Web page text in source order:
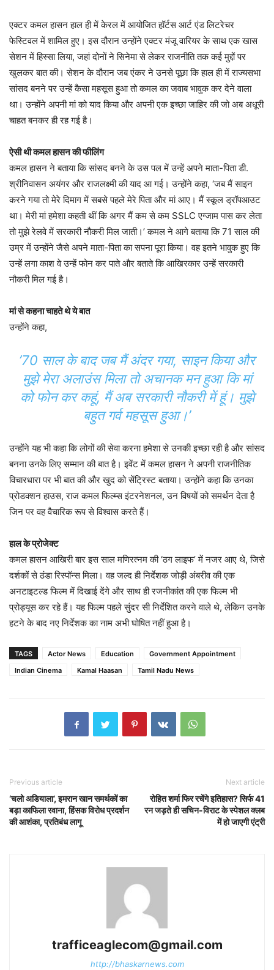
एक्टर कमल हासन हाल ही में केरल में आयोजित हॉर्टस आर्ट एंड लिटरेचर
फेस्टिवल में शामिल हुए। इस दौरान उन्होंने एक्टर मंजू वारियर के साथ एक खास
सेशन में हिस्सा लिया, जहां दोनों ने सिनेमा से लेकर राजनीति तक कई मुद्दों पर
खुलकर बात की। सेशन के दौरान जब एंकर ने उनसे पूछा कि हाल ही में राज्यसभा
सांसद बनने पर उन्हें कैसा महसूस हुआ तो कमल का जवाब भावुक कर देने वाला
था। उन्होंने अपनी मां को याद किया और अपनी एक इच्छा जाहिर की जो अब अधूरी
चाहत बनकर ही रह गई है।
ऐसी थी कमल हासन की फीलिंग
कमल हासन ने बताया कि सांसद बनने के उस पल में उन्हें अपने माता-पिता डी.
श्रीनिवासन अयंगर और राजलक्ष्मी की याद आ गई। उन्होंने कहा, ‘जब मैं साइन
करने गया तो मेरे दिमाग में सबसे पहले मेरे पिता और मां आए। मैं स्कूल ड्रॉपआउट
था। मेरी मां हमेशा कहती थीं कि अगर मैं कम से कम SSLC एग्जाम पास कर लेता
तो मुझे रेलवे में सरकारी नौकरी मिल जाती।’ कमल ने आगे बताया कि 71 साल की
उम्र में उन्होंने जैसे अपने माता-पिता का सपना पूरा किया। वह इतने भावुक हुए कि
उन्हें लगा काश वे उन्हें फोन कर पाते और बताते कि आखिरकार उन्हें सरकारी
नौकरी मिल गई है।
मां से कहना चाहते थे ये बात
उन्होंने कहा,
’70 साल के बाद जब मैं अंदर गया, साइन किया और
मुझे मेरा अलाउंस मिला तो अचानक मन हुआ कि मां
को फोन कर कहूं, मैं अब सरकारी नौकरी में हूं। मुझे
बहुत गर्व महसूस हुआ।’
उन्होंने यह भी कहा कि लोगों की सेवा करना हमेशा से उनकी इच्छा रही है और सांसद
बनना उनके लिए सम्मान की बात है। इवेंट में कमल हासन ने अपनी राजनीतिक
विचारधारा पर भी बात की और खुद को सेंट्रिस्ट बताया। उन्होंने कहा कि उनका
प्रोडक्शन हाउस, राज कमल फिल्म्स इंटरनेशनल, उन विषयों को समर्थन देता है
जिन पर वह वैचारिक रूप से विश्वास करते हैं।
हाल के प्रोजेक्ट
कमल हासन आखिरी बार इस साल मणिरत्नम की ‘ठग लाइफ’ में नजर आए थे, जिसे
दर्शकों से ठंडा रिस्पॉन्स मिला। वह जल्द ही निर्देशक जोड़ी अंबरीव की एक
अनटाइटल्ड फिल्म में दिखाई देंगे और साथ ही रजनीकांत की एक फिल्म भी
प्रोड्यूस कर रहे हैं। यह फिल्म पहले सुंदर सी निर्देशित करने वाले थे, लेकिन उनके
हटने के बाद नए निर्देशक का नाम अभी घोषित नहीं हुआ है।
TAGS Actor News Education
Government Appointment
Indian Cinema
Kamal Haasan Tamil Nadu News
Previous article
‘चलो अडियाला’, इमरान खान समर्थकों का
बड़ा काफिला रवाना, हिंसक विरोध प्रदर्शन
की आशंका, प्रतिबंध लागू
Next article
रोहित शर्मा फिर रचेंगे इतिहास? सिर्फ 41
रन जड़ते ही सचिन-विराट के स्पेशल क्लब
में हो जाएगी एंट्री
trafficeaglecom@gmail.com
http://bhaskarnews.com